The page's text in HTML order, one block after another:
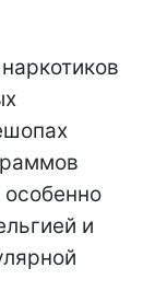
особенно
и